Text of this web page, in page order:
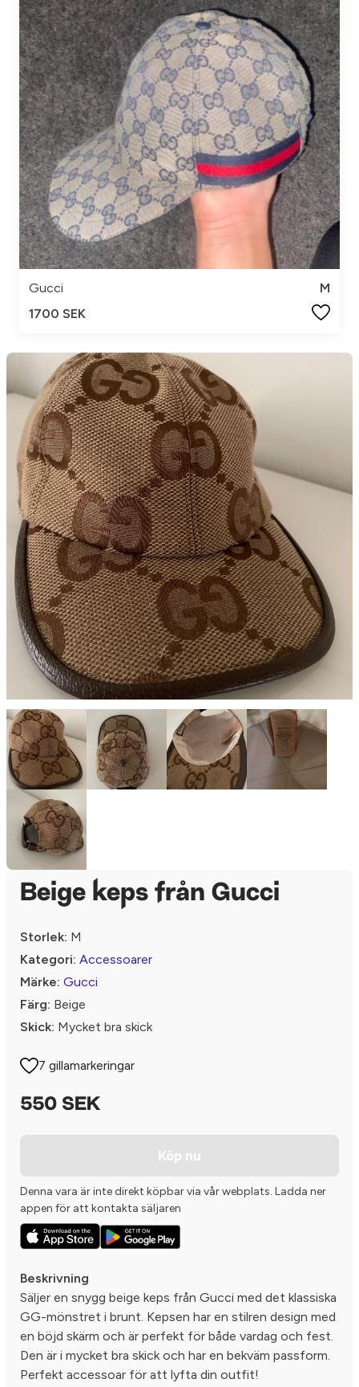
Gucci
M
1700 SEK
Beige keps från Gucci
Storlek: M
Kategori: Accessoarer
Märke: Gucci
Färg: Beige
Skick: Mycket bra skick
7 gillamarkeringar
550 SEK
Köp nu
Denna vara är inte direkt köpbar via vår webplats. Ladda ner
appen för att kontakta säljaren
Beskrivning
Säljer en snygg beige keps från Gucci med det klassiska
GG-mönstret i brunt. Kepsen har en stilren design med
en böjd skärm och är perfekt för både vardag och fest.
Den är i mycket bra skick och har en bekväm passform.
Perfekt accessoar för att lyfta din outfit!